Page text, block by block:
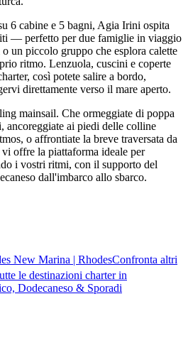
6 cabine e 5 bagni, Agia Irini ospita
— perfetto per due famiglie in viaggio
un piccolo gruppo che esplora calette
ritmo. Lenzuola, cuscini e coperte
così potete salire a bordo,
direttamente verso il mare aperto.
mainsail. Che ormeggiate di poppa
ancoreggiate ai piedi delle colline
o affrontiate la breve traversata da
offre la piattaforma ideale per
i vostri ritmi, con il supporto del
dall'imbarco allo sbarco.
New Marina | RhodesConfronta altri
le destinazioni charter in
Dodecaneso & Sporadi